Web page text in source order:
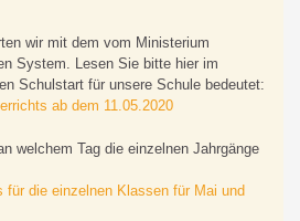
wir mit dem vom Ministerium
System. Lesen Sie bitte hier im
Schulstart für unsere Schule bedeutet:
ab dem 11.05.2020
welchem Tag die einzelnen Jahrgänge
für die einzelnen Klassen für Mai und